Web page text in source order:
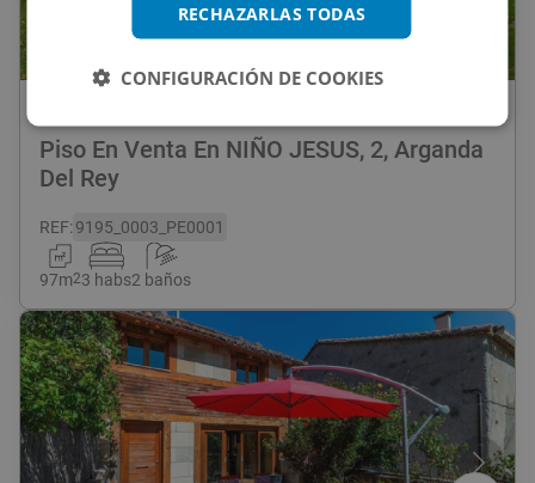
Piso En Venta En NIÑO JESUS, 2, Arganda
Del Rey
REF:9195_0003_PE0001
97m23 habs2 baños
RECHAZARLAS TODAS
CONFIGURACIÓN DE COOKIES